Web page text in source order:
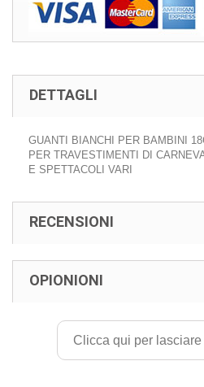
DETTAGLI
GUANTI BIANCHI PER BAMBINI
PER TRAVESTIMENTI DI
E SPETTACOLI VARI
RECENSIONI
OPIONIONI
Clicca qui per